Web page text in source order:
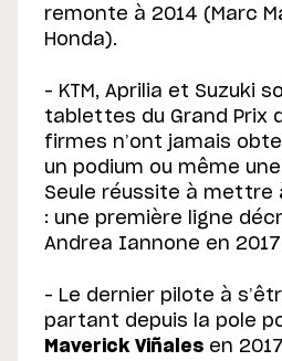
remonte à 2014 (Marc
Honda).
– KTM, Aprilia et Suzuki
tablettes du Grand Prix
firmes n’ont jamais
un podium ou même
Seule réussite à mettre
: une première ligne
Andrea Iannone en
– Le dernier pilote à
partant depuis la pole
Maverick Viñales en